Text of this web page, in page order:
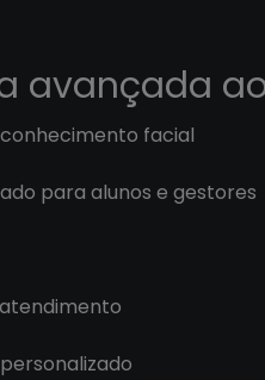
avançada
facial
para alunos e gestores